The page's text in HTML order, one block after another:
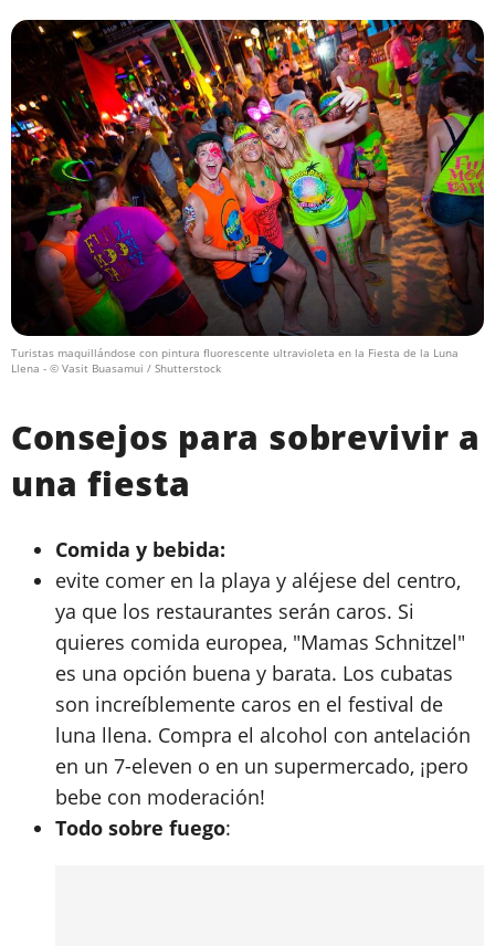
Turistas maquillándose con pintura fluorescente ultravioleta en la Fiesta de la Luna
Llena - © Vasit Buasamui / Shutterstock
Consejos para sobrevivir a
una fiesta
Comida y bebida:
evite comer en la playa y aléjese del centro,
ya que los restaurantes serán caros. Si
quieres comida europea, "Mamas Schnitzel"
es una opción buena y barata. Los cubatas
son increíblemente caros en el festival de
luna llena. Compra el alcohol con antelación
en un 7-eleven o en un supermercado, ¡pero
bebe con moderación!
Todo sobre fuego: